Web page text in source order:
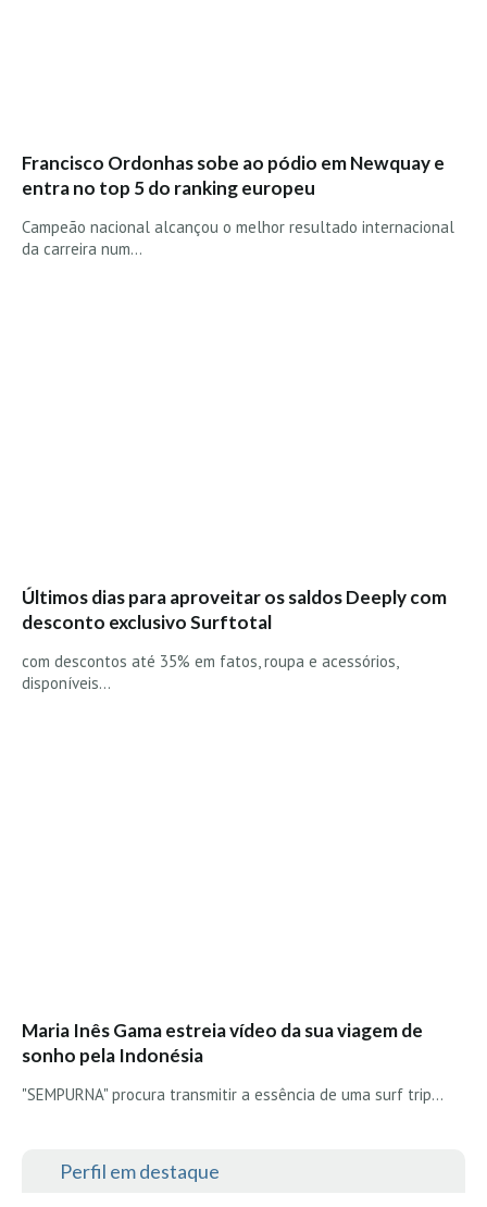
Francisco Ordonhas sobe ao pódio em Newquay e
entra no top 5 do ranking europeu
Campeão nacional alcançou o melhor resultado internacional
da carreira num…
Últimos dias para aproveitar os saldos Deeply com
desconto exclusivo Surftotal
com descontos até 35% em fatos, roupa e acessórios,
disponíveis…
Maria Inês Gama estreia vídeo da sua viagem de
sonho pela Indonésia
"SEMPURNA" procura transmitir a essência de uma surf trip...
Perfil em destaque